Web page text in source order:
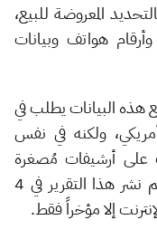
المعروضة للبيع،
هواتف وبيانات
هذه البيانات يطلب في
وقدره 100.000 دولار أمريكي، ولكنه في نفس
على أرشيفات مُصغرة
وبيعها على هيئة أجزاء متفرقة. وقد تم نشر هذا التقرير في 4
إلا مؤخراً فقط.